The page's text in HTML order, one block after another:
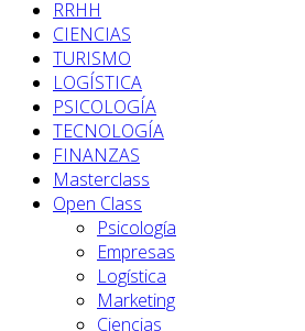
RRHH
CIENCIAS
TURISMO
LOGÍSTICA
PSICOLOGÍA
TECNOLOGÍA
FINANZAS
Masterclass
Open Class
Psicología
Empresas
Logística
Marketing
Ciencias